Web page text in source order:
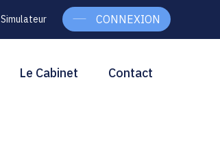
Simulateur CONNEXION
Le Cabinet Contact